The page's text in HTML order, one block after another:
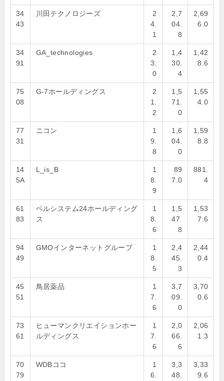
34
43
川田テクノロジーズ
2
4.
1
2,7
04.
8
2,69
6.0
34
91
GA_technologies
2
3.
0
1,4
30.
4
1,42
8.6
75
08
G-7ホールディングス
2
1.
2
1,5
71.
0
1,55
4.0
77
31
ニコン
1
9.
8
1,6
04.
0
1,59
8.8
14
5A
L_is_B
1
8.
9
89
7.0
881.
4
61
83
ベルシステム24ホールディング
ス
1
8.
6
1,5
47.
8
1,53
7.6
94
49
GMOインターネットグループ
1
8.
5
2,4
45.
3
2,44
0.4
45
51
鳥居薬品
1
7.
6
3,7
09.
0
3,70
0.6
73
61
ヒューマンクリエイションホー
ルディングス
1
7.
6
2,0
66.
6
2,06
1.3
70
79
WDBココ
1
6.
3,3
48.
3,33
9.6